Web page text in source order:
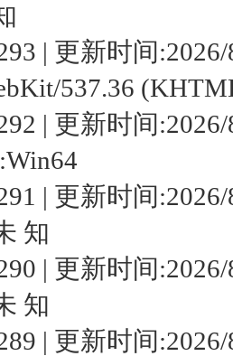
| 更新时间
537.36
| 更新时间
| 更新时间
知
| 更新时间
知
| 更新时间